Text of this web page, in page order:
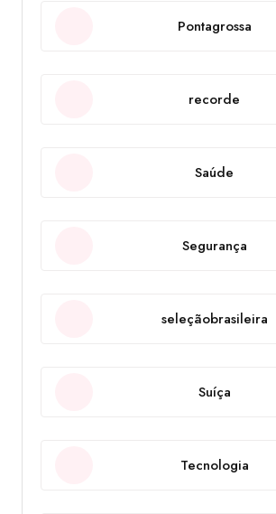
Pontagrossa
recorde
Saúde
Segurança
seleçãobrasileira
Suíça
Tecnologia